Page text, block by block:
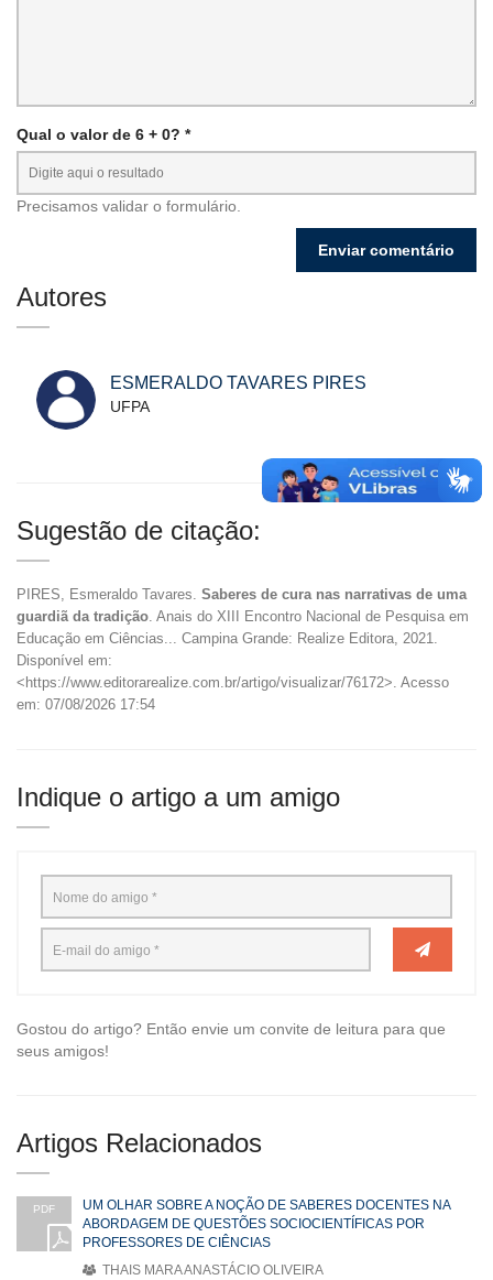
Qual o valor de 6 + 0? *
Precisamos validar o formulário.
Autores
ESMERALDO TAVARES PIRES
UFPA
Sugestão de citação:
PIRES, Esmeraldo Tavares. Saberes de cura nas narrativas de uma
guardiã da tradição. Anais do XIII Encontro Nacional de Pesquisa em
Educação em Ciências... Campina Grande: Realize Editora, 2021.
Disponível em:
<https://www.editorarealize.com.br/artigo/visualizar/76172>. Acesso
em: 07/08/2026 17:54
Indique o artigo a um amigo
Gostou do artigo? Então envie um convite de leitura para que
seus amigos!
Artigos Relacionados
PDF
UM OLHAR SOBRE A NOÇÃO DE SABERES DOCENTES NA
ABORDAGEM DE QUESTÕES SOCIOCIENTÍFICAS POR
PROFESSORES DE CIÊNCIAS
THAIS MARA ANASTÁCIO OLIVEIRA